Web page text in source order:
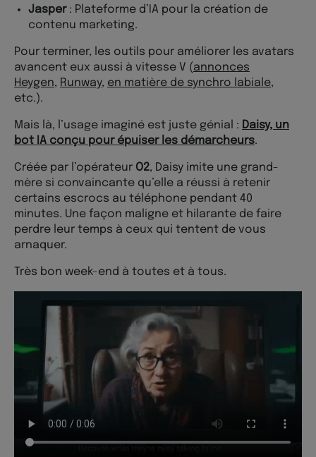
Jasper: Plateforme d’IA pour la création de
contenu marketing.
Pour terminer, les outils pour améliorer les avatars
avancent eux aussi à vitesse V (annonces
Heygen, Runway, en matière de synchro labiale,
etc.).
Mais là, l’usage imaginé est juste génial : Daisy, un
bot IA conçu pour épuiser les démarcheurs.
Créée par l’opérateur O2, Daisy imite une grand-
mère si convaincante qu’elle a réussi à retenir
certains escrocs au téléphone pendant 40
minutes. Une façon maligne et hilarante de faire
perdre leur temps à ceux qui tentent de vous
arnaquer.
Très bon week-end à toutes et à tous.